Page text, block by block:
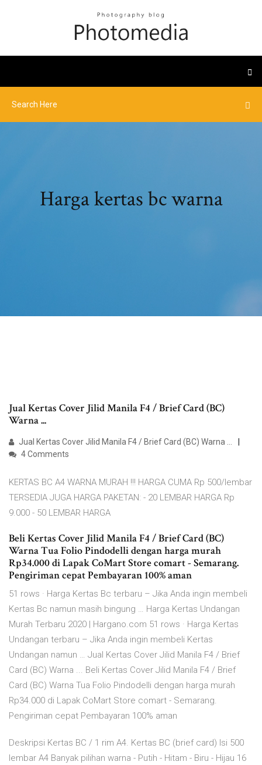
Harga kertas bc warna
Jual Kertas Cover Jilid Manila F4 / Brief Card (BC)
Warna ...
Jual Kertas Cover Jilid Manila F4 / Brief Card (BC) Warna ...
4 Comments
KERTAS BC A4 WARNA MURAH !!! HARGA CUMA Rp 500/lembar
TERSEDIA JUGA HARGA PAKETAN: - 20 LEMBAR HARGA Rp
9.000 - 50 LEMBAR HARGA
Beli Kertas Cover Jilid Manila F4 / Brief Card (BC)
Warna Tua Folio Pindodelli dengan harga murah
Rp34.000 di Lapak CoMart Store comart - Semarang.
Pengiriman cepat Pembayaran 100% aman
51 rows · Harga Kertas Bc terbaru – Jika Anda ingin membeli
Kertas Bc namun masih bingung … Harga Kertas Undangan
Murah Terbaru 2020 | Hargano.com 51 rows · Harga Kertas
Undangan terbaru – Jika Anda ingin membeli Kertas
Undangan namun … Jual Kertas Cover Jilid Manila F4 / Brief
Card (BC) Warna ... Beli Kertas Cover Jilid Manila F4 / Brief
Card (BC) Warna Tua Folio Pindodelli dengan harga murah
Rp34.000 di Lapak CoMart Store comart - Semarang.
Pengiriman cepat Pembayaran 100% aman
Deskripsi Kertas BC / 1 rim A4. Kertas BC (brief card) Isi 500
lembar A4 Banyak pilihan warna - Putih - Hitam - Biru - Hijau 16